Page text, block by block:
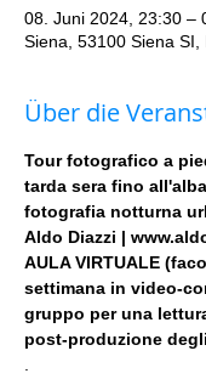
08. Juni 2024, 23:30 –
Siena, 53100 Siena SI,
Über die
Tour fotografico a
tarda sera fino
fotografia notturna
Aldo Diazzi |
AULA VIRTUALE
settimana in video-
gruppo per una
post-produzione